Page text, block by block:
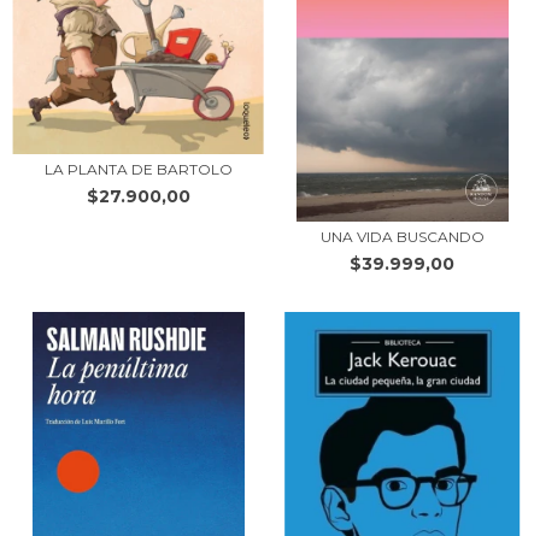
LA PLANTA DE BARTOLO
$27.900,00
UNA VIDA BUSCANDO
$39.999,00